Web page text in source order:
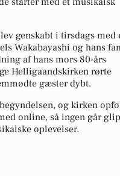
genskabt i tirsdags med
Wakabayashi og hans
af hans mors 80-års
Helligaandskirken rørte
gæster dybt.
og kirken
online, så ingen går
oplevelser.